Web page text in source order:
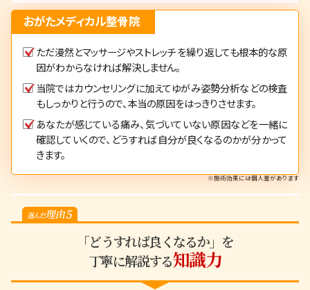
おがたメディカル整骨院
ただ漫然とマッサージやストレッチを繰り返しても根本的な原
因がわからなければ解決しません。
当院ではカウンセリングに加えてゆがみ姿勢分析などの検査
もしっかりと行うので、本当の原因をはっきりさせます。
あなたが感じている痛み、気づいていない原因などを一緒に
確認していくので、どうすれば自分が良くなるのかが分かって
きます。
※施術効果には個人差があります
「どうすれば良くなるか」を
丁寧に解説する知識力